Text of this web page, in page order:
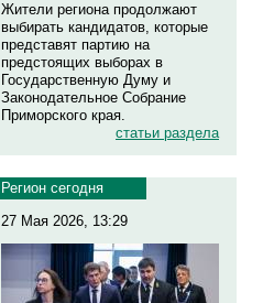
Жители региона продолжают
выбирать кандидатов, которые
представят партию на
предстоящих выборах в
Государственную Думу и
Законодательное Собрание
Приморского края.
статьи раздела
Регион сегодня
27 Мая 2026, 13:29